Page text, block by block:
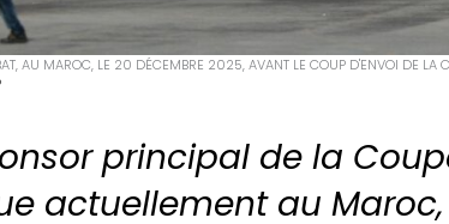
AU MAROC, LE 20 DÉCEMBRE 2025, AVANT LE COUP D'ENVOI DE LA
principal de la
actuellement au